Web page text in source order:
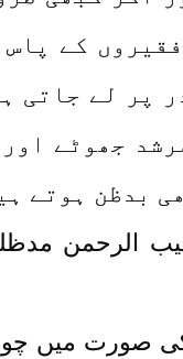
کے
پر لے جاتی
جھوٹے
بدظن ہوتے
الرحمن
کی صورت میں